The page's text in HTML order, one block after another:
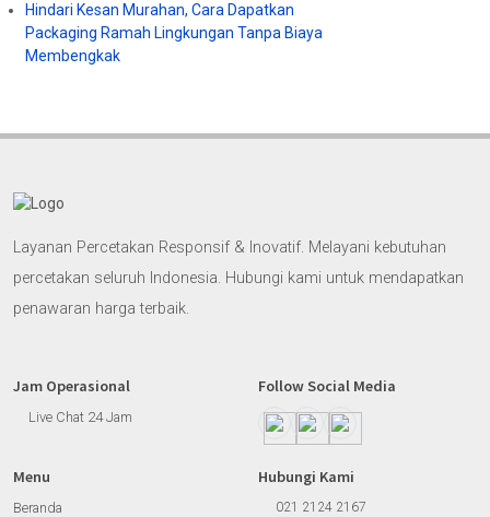
Hindari Kesan Murahan, Cara Dapatkan
Packaging Ramah Lingkungan Tanpa Biaya
Membengkak
Layanan Percetakan Responsif & Inovatif. Melayani kebutuhan
percetakan seluruh Indonesia. Hubungi kami untuk mendapatkan
penawaran harga terbaik.
Jam Operasional
Live Chat 24 Jam
Follow Social Media
Menu
Beranda
Hubungi Kami
021 2124 2167